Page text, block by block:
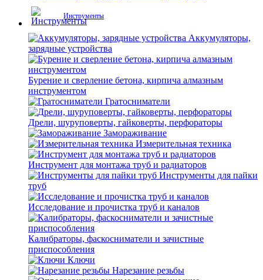
Инструменты
Аккумуляторы,
зарядные устройства
Бурение и сверление бетона, кирпича алмазным
инструментом
Гратосниматели
Дрели, шуруповерты, гайковерты, перфораторы
Замораживание
Измерительная техника
Инструмент для монтажа труб и радиаторов
Инструменты для пайки
труб
Исследование и прочистка труб и каналов
Калибраторы, фаскосниматели и зачистные
приспособления
Ключи
Нарезание резьбы